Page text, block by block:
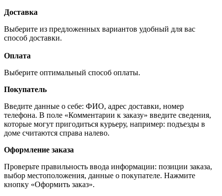
Доставка
Выберите из предложенных вариантов удобный для вас
способ доставки.
Оплата
Выберите оптимальный способ оплаты.
Покупатель
Введите данные о себе: ФИО, адрес доставки, номер
телефона. В поле «Комментарии к заказу» введите сведения,
которые могут пригодиться курьеру, например: подъезды в
доме считаются справа налево.
Оформление заказа
Проверьте правильность ввода информации: позиции заказа,
выбор местоположения, данные о покупателе. Нажмите
кнопку «Оформить заказ».